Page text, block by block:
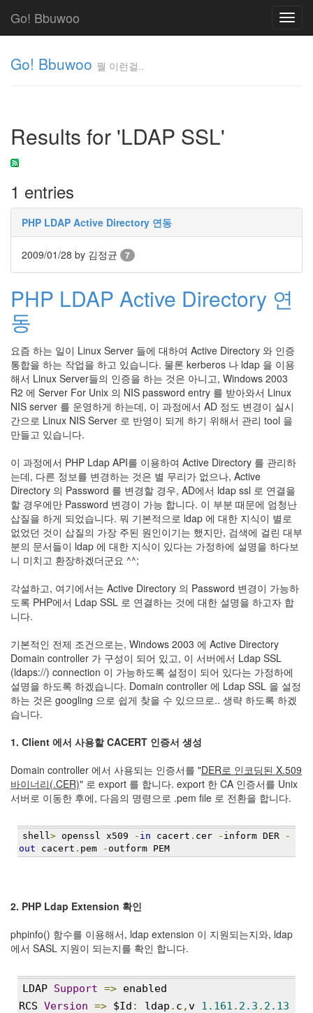
Go! Bbuwoo
Go! Bbuwoo 뭘 이런걸..
Results for 'LDAP SSL'
1 entries
PHP LDAP Active Directory 연동
2009/01/28 by 김정균 7
PHP LDAP Active Directory 연
동
요즘 하는 일이 Linux Server 들에 대하여 Active Directory 와 인증
통합을 하는 작업을 하고 있습니다. 물론 kerberos 나 ldap 을 이용
해서 Linux Server들의 인증을 하는 것은 아니고, Windows 2003
R2 에 Server For Unix 의 NIS password entry 를 받아와서 Linux
NIS server 를 운영하게 하는데, 이 과정에서 AD 정도 변경이 실시
간으로 Linux NIS Server 로 반영이 되게 하기 위해서 관리 tool 을
만들고 있습니다.
이 과정에서 PHP Ldap API를 이용하여 Active Directory 를 관리하
는데, 다른 정보를 변경하는 것은 별 무리가 없으나, Active
Directory 의 Password 를 변경할 경우, AD에서 ldap ssl 로 연결을
할 경우에만 Password 변경이 가능 합니다. 이 부분 때문에 엄청난
삽질을 하게 되었습니다. 뭐 기본적으로 ldap 에 대한 지식이 별로
없었던 것이 삽질의 가장 주된 원인이기는 했지만, 검색에 걸린 대부
분의 문서들이 ldap 에 대한 지식이 있다는 가정하에 설명을 하다보
니 미치고 환장하겠더군요 ^^;
각설하고, 여기에서는 Active Directory 의 Password 변경이 가능하
도록 PHP에서 Ldap SSL 로 연결하는 것에 대한 설명을 하고자 합
니다.
기본적인 전제 조건으로는, Windows 2003 에 Active Directory
Domain controller 가 구성이 되어 있고, 이 서버에서 Ldap SSL
(ldaps://) connection 이 가능하도록 설정이 되어 있다는 가정하에
설명을 하도록 하겠습니다. Domain controller 에 Ldap SSL 을 설정
하는 것은 googling 으로 쉽게 찾을 수 있으므로.. 생략 하도록 하겠
습니다.
1. Client 에서 사용할 CACERT 인증서 생성
Domain controller 에서 사용되는 인증서를 "DER로 인코딩된 X.509
바이너리(.CER)" 로 export 를 합니다. export 한 CA 인증서를 Unix
서버로 이동한 후에, 다음의 명령으로 .pem file 로 전환을 합니다.
shell> openssl x509 - in cacert . cer - inform DER
-
out cacert . pem - outform PEM
2. PHP Ldap Extension 확인
phpinfo() 함수를 이용해서, ldap extension 이 지원되는지와, ldap
에서 SASL 지원이 되는지를 확인 합니다.
LDAP Support => enabled
RCS Version => $Id : ldap . c ,v 1.161 . 2.3 . 2.13
걸..
김
정
균
Cloud
리
눅
스
AnNyung
Firefox
Mozilla
군
이
표
준
L10N
iPutty
AnNyung
LInux
여
우
Notices
Find!
Categories
전
체
192
주
절
주
절
군
이
사
일
지
Tech
143
안